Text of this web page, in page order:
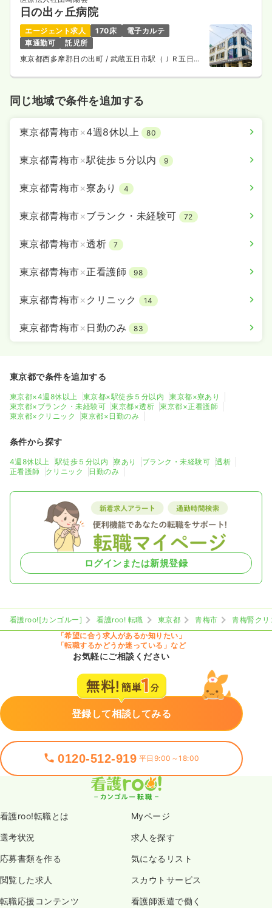
日の出ヶ丘病院
エージェント求人 170床
電子カルテ
車通勤可
託児所
東京都西多摩郡日の出町 / 武蔵五日市駅（ＪＲ五日市
同じ地域で条件を追加する
東京都青梅市×4週8休以上 80
東京都青梅市×駅徒歩５分以内 9
東京都青梅市×寮あり 4
東京都青梅市×ブランク・未経験可 72
東京都青梅市×透析 7
東京都青梅市×正看護師 98
東京都青梅市× クリニック 14
東京都青梅市× 日勤のみ 83
東京都で条件を追加する
東京都×4週8休以上 東京都×駅徒歩５分以内
東京都×寮あり
東京都×ブランク・未経験可
東京都×透析
東京都×正看護師
東京都×クリニック
東京都×日勤のみ
条件から探す
4週8休以上 駅徒歩５分以内 寮あり ブランク・未経験可
透析
正看護師
クリニック 日勤のみ
ログインまたは新規登録
看護roo![カンゴルー] 看護roo! 転職 東京都 青梅市
青梅腎クリ
「希望に合う求人があるか知りたい」
「転職するかどうか迷っている」など
お気軽にご相談ください
登録して相談してみる
0120-512-919 平日9:00～18:00
看護roo!転職とは Myページ
選考状況 求人を探す
応募書類を作る 気になるリスト
閲覧した求人 スカウトサービス
転職応援コンテンツ 看護師派遣で働く